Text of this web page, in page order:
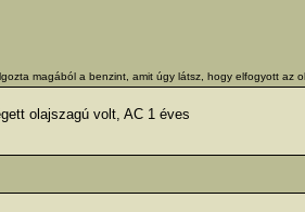
magából a benzint, amit úgy látsz, hogy elfogyott az
olajszagú volt, AC 1 éves